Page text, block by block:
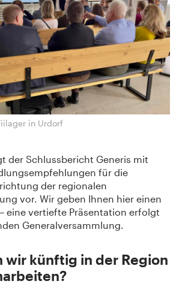
in Urdorf
der Schlussbericht Generis mit
für die
der regionalen
vor. Wir geben Ihnen hier einen
eine vertiefte Präsentation erfolgt
Generalversammlung.
wir künftig in der Region